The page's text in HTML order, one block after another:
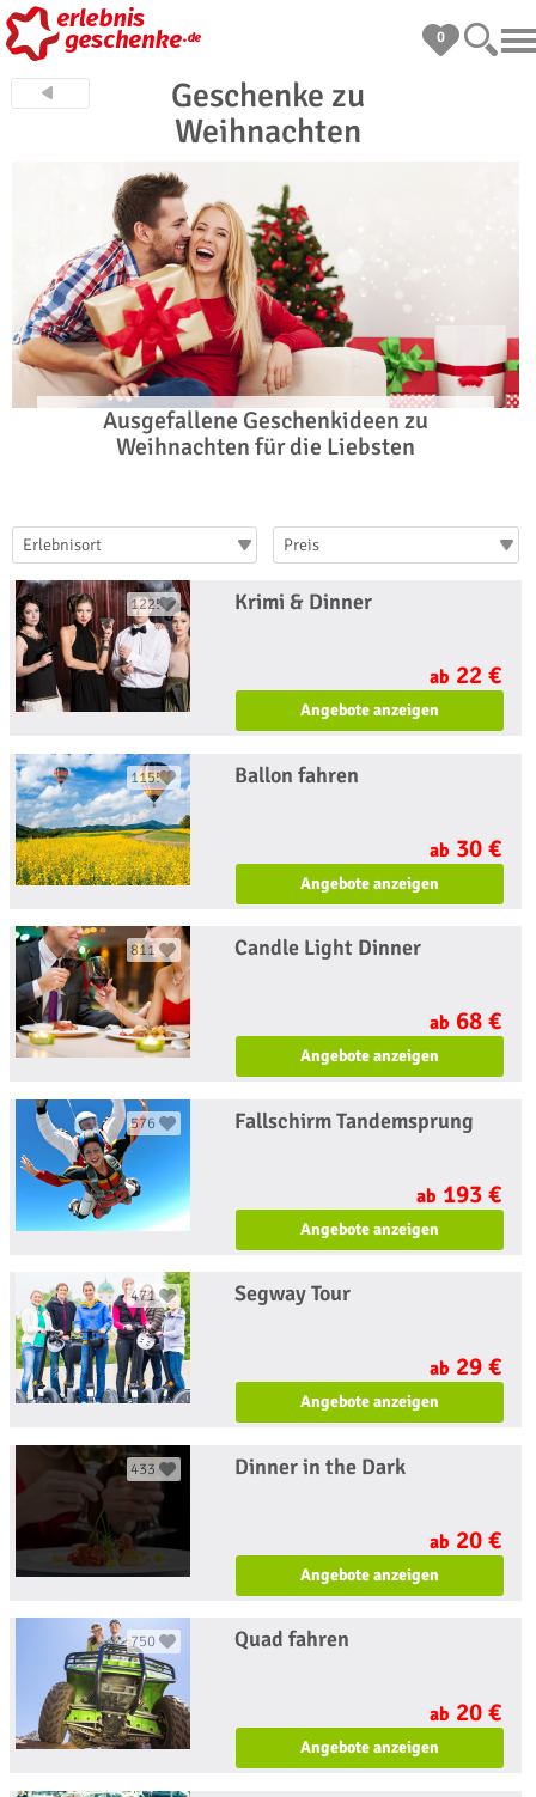
0
Geschenke zu
Weihnachten
Ausgefallene Geschenkideen zu
Weihnachten für die Liebsten
Erlebnisort Preis
1225 Krimi & Dinner
ab 22 €
Angebote anzeigen
1155 Ballon fahren
ab 30 €
Angebote anzeigen
811 Candle Light Dinner
ab 68 €
Angebote anzeigen
576 Fallschirm Tandemsprung
ab 193 €
Angebote anzeigen
471 Segway Tour
ab 29 €
Angebote anzeigen
433 Dinner in the Dark
ab 20 €
Angebote anzeigen
750 Quad fahren
ab 20 €
Angebote anzeigen